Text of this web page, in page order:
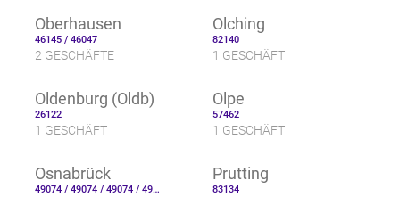
Oberhausen
46145 / 46047
2 GESCHÄFTE
Olching
82140
1 GESCHÄFT
Oldenburg (Oldb)
26122
1 GESCHÄFT
Olpe
57462
1 GESCHÄFT
Osnabrück
49074 / 49074 / 49074 / 49074
Prutting
83134